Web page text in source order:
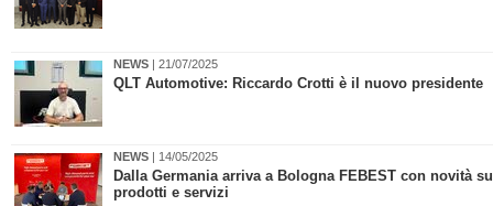
NEWS | 21/07/2025
​QLT Automotive: Riccardo Crotti è il nuovo presidente
NEWS | 14/05/2025
Dalla Germania arriva a Bologna FEBEST con novità su
prodotti e servizi